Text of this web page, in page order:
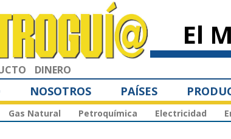
El
DINERO
NOSOTROS PAÍSES
Gas Natural Petroquímica Electricidad